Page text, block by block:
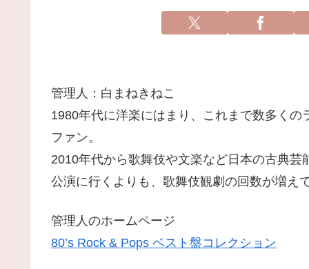
管理人：白まねきねこ
1980年代に洋楽にはまり、これまで数多く
ファン。
2010年代から歌舞伎や文楽など日本の古典
公演に行くよりも、歌舞伎観劇の回数が増え
管理人のホームページ
80’s Rock & Pops ベスト盤コレクション